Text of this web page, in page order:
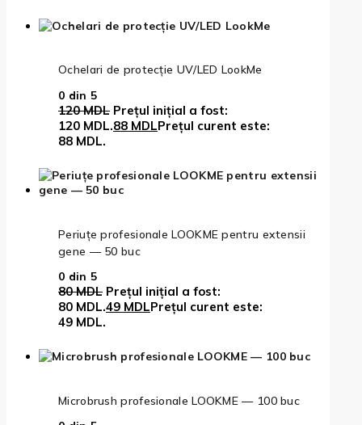
Ochelari de protecție UV/LED LookMe
0 din 5
120MDL Prețul inițial a fost:
120 MDL.88 MDLPrețul curent este:
88 MDL.
Periuțe profesionale LOOKME pentru extensii
gene — 50 buc
0 din 5
80MDL Prețul inițial a fost:
80 MDL.49 MDLPrețul curent este:
49 MDL.
Microbrush profesionale LOOKME — 100 buc